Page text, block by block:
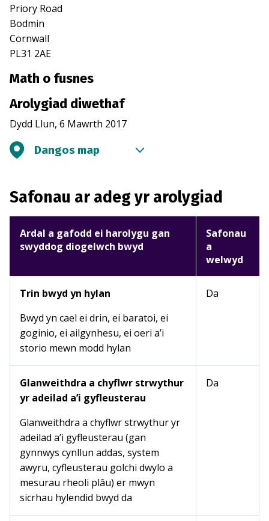
Priory Road
Bodmin
Cornwall
PL31 2AE
Math o fusnes
Arolygiad diwethaf
Dydd Llun, 6 Mawrth 2017
Dangos map
Safonau ar adeg yr arolygiad
Ardal a gafodd ei harolygu gan
swyddog diogelwch bwyd
Safonau
a
welwyd
Trin bwyd yn hylan
Bwyd yn cael ei drin, ei baratoi, ei
goginio, ei ailgynhesu, ei oeri a’i
storio mewn modd hylan
Da
Glanweithdra a chyflwr strwythur
yr adeilad a’i gyfleusterau
Glanweithdra a chyflwr strwythur yr
adeilad a’i gyfleusterau (gan
gynnwys cynllun addas, system
awyru, cyfleusterau golchi dwylo a
mesurau rheoli plâu) er mwyn
sicrhau hylendid bwyd da
Da